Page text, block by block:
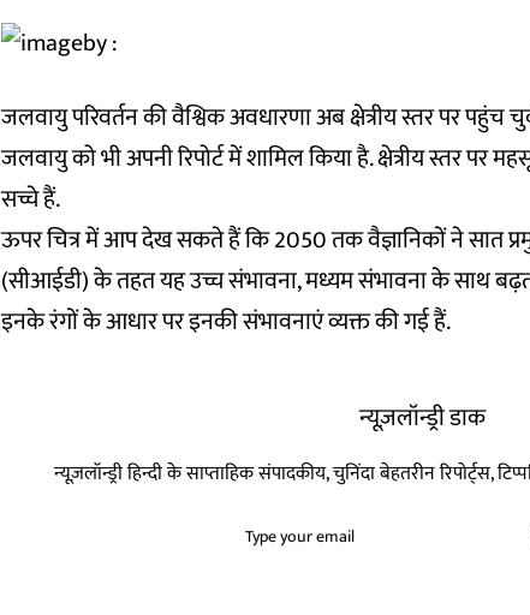
जलवायु परिवर्तन की वैश्विक अवधारणा अब क्षेत्रीय स्तर पर पहुंच
जलवायु को भी अपनी रिपोर्ट में शामिल किया है. क्षेत्रीय स्तर पर
सच्चे हैं.
ऊपर चित्र में आप देख सकते हैं कि 2050 तक वैज्ञानिकों ने सात
(सीआईडी) के तहत यह उच्च संभावना, मध्यम संभावना के साथ
इनके रंगों के आधार पर इनकी संभावनाएं व्यक्त की गई हैं.
न्यूज़लॉन्ड्री डाक
न्यूज़लॉन्ड्री हिन्दी के साप्ताहिक संपादकीय, चुनिंदा बेहतरीन रिपोर्ट्स,